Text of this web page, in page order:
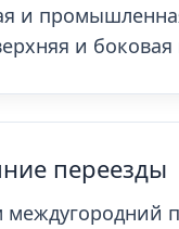
и
и боковая
переезды
междугородний